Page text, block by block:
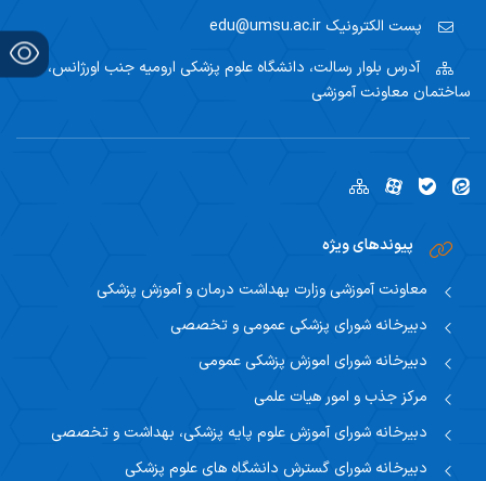
پست الکترونیک
آدرس بلوار رسالت، دانشگاه علوم پزشکی ارومیه جنب اورژانس،
ساختمان معاونت آموزشی
پیوندهای ویژه
معاونت آموزشی وزارت بهداشت درمان و آموزش پزشکی
دبیرخانه شورای پزشکی عمومی و تخصصی
دبیرخانه شورای اموزش پزشکی عمومی
مرکز جذب و امور هیات علمی
دبیرخانه شورای آموزش علوم پایه پزشکی، بهداشت و تخصصی
دبیرخانه شورای گسترش دانشگاه های علوم پزشکی